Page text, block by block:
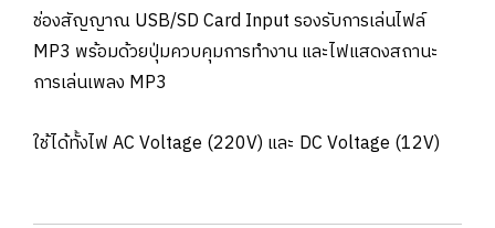
ช่องสัญญาณ USB/SD Card Input รองรับการเล่นไฟล์
MP3 พร้อมด้วยปุ่มควบคุมการทำงาน และไฟแสดงสถานะ
การเล่นเพลง MP3
ใช้ได้ทั้งไฟ AC Voltage (220V) และ DC Voltage (12V)